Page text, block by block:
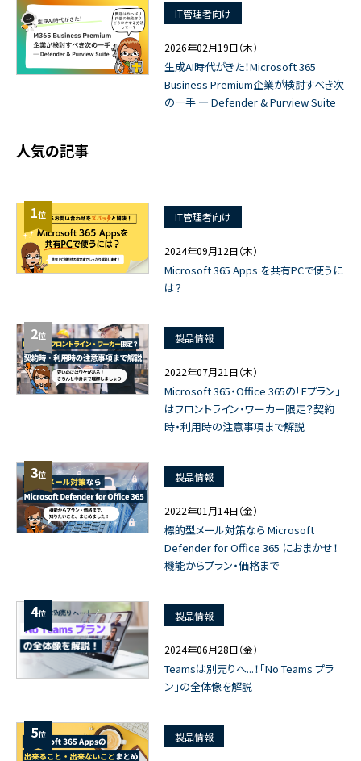
IT管理者向け
2026年02月19日（木）
生成AI時代がきた！Microsoft 365
Business Premium企業が検討すべき次
の一手 ― Defender & Purview Suite
人気の記事
1位 IT管理者向け
2024年09月12日（木）
Microsoft 365 Apps を共有PCで使うに
は？
2位 製品情報
2022年07月21日（木）
Microsoft 365・Office 365の「Fプラン」
はフロントライン・ワーカー限定？契約
時・利用時の注意事項まで解説
3位 製品情報
2022年01月14日（金）
標的型メール対策なら Microsoft
Defender for Office 365 におまかせ！
機能からプラン・価格まで
4位 製品情報
2024年06月28日（金）
Teamsは別売りへ...！「No Teams プラ
ン」の全体像を解説
5位 製品情報